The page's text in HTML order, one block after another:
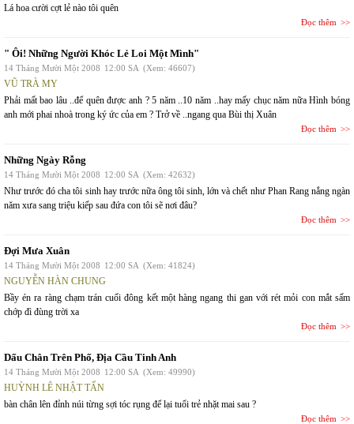
Lá hoa cười cợt lẻ nào tôi quên
Đọc thêm
" Ôi! Những Người Khóc Lẻ Loi Một Mình"
14 Tháng Mười Một 2008 12:00 SA (Xem: 46607)
VŨ TRÀ MY
Phải mất bao lâu ..để quên được anh ? 5 năm ..10 năm ..hay mấy chục năm nữa Hình bóng
anh mới phai nhoà trong ký ức của em ? Trở về ..ngang qua Bùi thị Xuân
Đọc thêm
Những Ngày Rỗng
14 Tháng Mười Một 2008 12:00 SA (Xem: 42632)
Như trước đó cha tôi sinh hay trước nữa ông tôi sinh, lớn và chết như Phan Rang nắng ngàn
năm xưa sang triệu kiếp sau đứa con tôi sẽ nơi đâu?
Đọc thêm
Đợi Mưa Xuân
14 Tháng Mười Một 2008 12:00 SA (Xem: 41824)
NGUYỄN HÀN CHUNG
Bầy én ra ràng chạm trán cuối đông kết một hàng ngang thi gan với rét mỏi con mắt sấm
chớp đì đùng trời xa
Đọc thêm
Dấu Chân Trên Phố, Địa Cầu Tinh Anh
14 Tháng Mười Một 2008 12:00 SA (Xem: 49990)
HUỲNH LÊ NHẬT TẤN
bàn chân lên đỉnh núi từng sợi tóc rụng để lại tuổi trẻ nhặt mai sau ?
Đọc thêm